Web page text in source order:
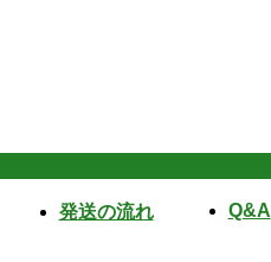
発送の流れ Q&A